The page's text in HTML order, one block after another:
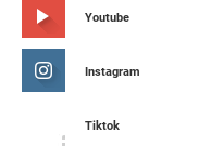
Youtube
Instagram
Tiktok